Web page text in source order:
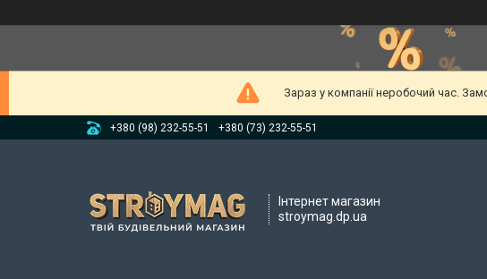
Зараз у компанії неробочий час.
+380 (98) 232-55-51 +380 (73) 232-55-51
Інтернет магазин
stroymag.dp.ua